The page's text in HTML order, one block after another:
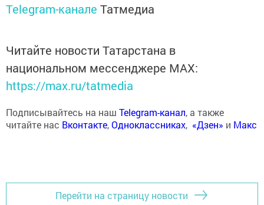
Telegram-канале Татмедиа
Читайте новости Татарстана в
национальном мессенджере MАХ:
https://max.ru/tatmedia
Подписывайтесь на наш Telegram-канал, а также
читайте нас Вконтакте,Одноклассниках, «Дзен» и Макс
Перейти на страницу новости